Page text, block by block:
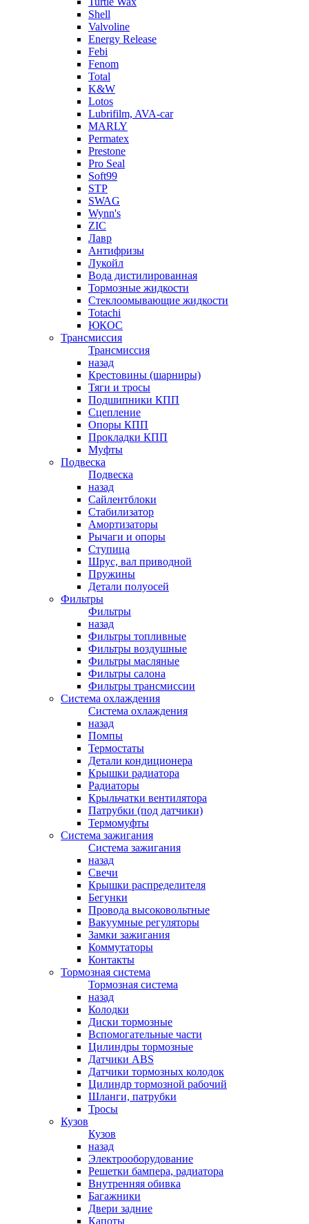
Shell
Valvoline
Energy Release
Febi
Fenom
Total
K&W
Lotos
Lubrifilm, AVA-car
MARLY
Permatex
Prestone
Pro Seal
Soft99
STP
SWAG
Wynn's
ZIC
Лавр
Антифризы
Лукойл
Вода дистилированная
Тормозные жидкости
Стеклоомывающие жидкости
Totachi
ЮКОС
Трансмиссия
Трансмиссия
назад
Крестовины (шарниры)
Тяги и тросы
Подшипники КПП
Сцепление
Опоры КПП
Прокладки КПП
Муфты
Подвеска
Подвеска
назад
Сайлентблоки
Стабилизатор
Амортизаторы
Рычаги и опоры
Ступица
Шрус, вал приводной
Пружины
Детали полуосей
Фильтры
Фильтры
назад
Фильтры топливные
Фильтры воздушные
Фильтры масляные
Фильтры салона
Фильтры трансмиссии
Система охлаждения
Система охлаждения
назад
Помпы
Термостаты
Детали кондиционера
Крышки радиатора
Радиаторы
Крыльчатки вентилятора
Патрубки (под датчики)
Термомуфты
Система зажигания
Система зажигания
назад
Свечи
Крышки распределителя
Бегунки
Провода высоковольтные
Вакуумные регуляторы
Замки зажигания
Коммутаторы
Контакты
Тормозная система
Тормозная система
назад
Колодки
Диски тормозные
Вспомогательные части
Цилиндры тормозные
Датчики ABS
Датчики тормозных колодок
Цилиндр тормозной рабочий
Шланги, патрубки
Тросы
Кузов
Кузов
назад
Электрооборудование
Решетки бампера, радиатора
Внутренняя обивка
Багажники
Двери задние
Капоты